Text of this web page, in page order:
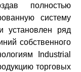
полностью
систему
установлен ряд
собственного
Industrial
торговых